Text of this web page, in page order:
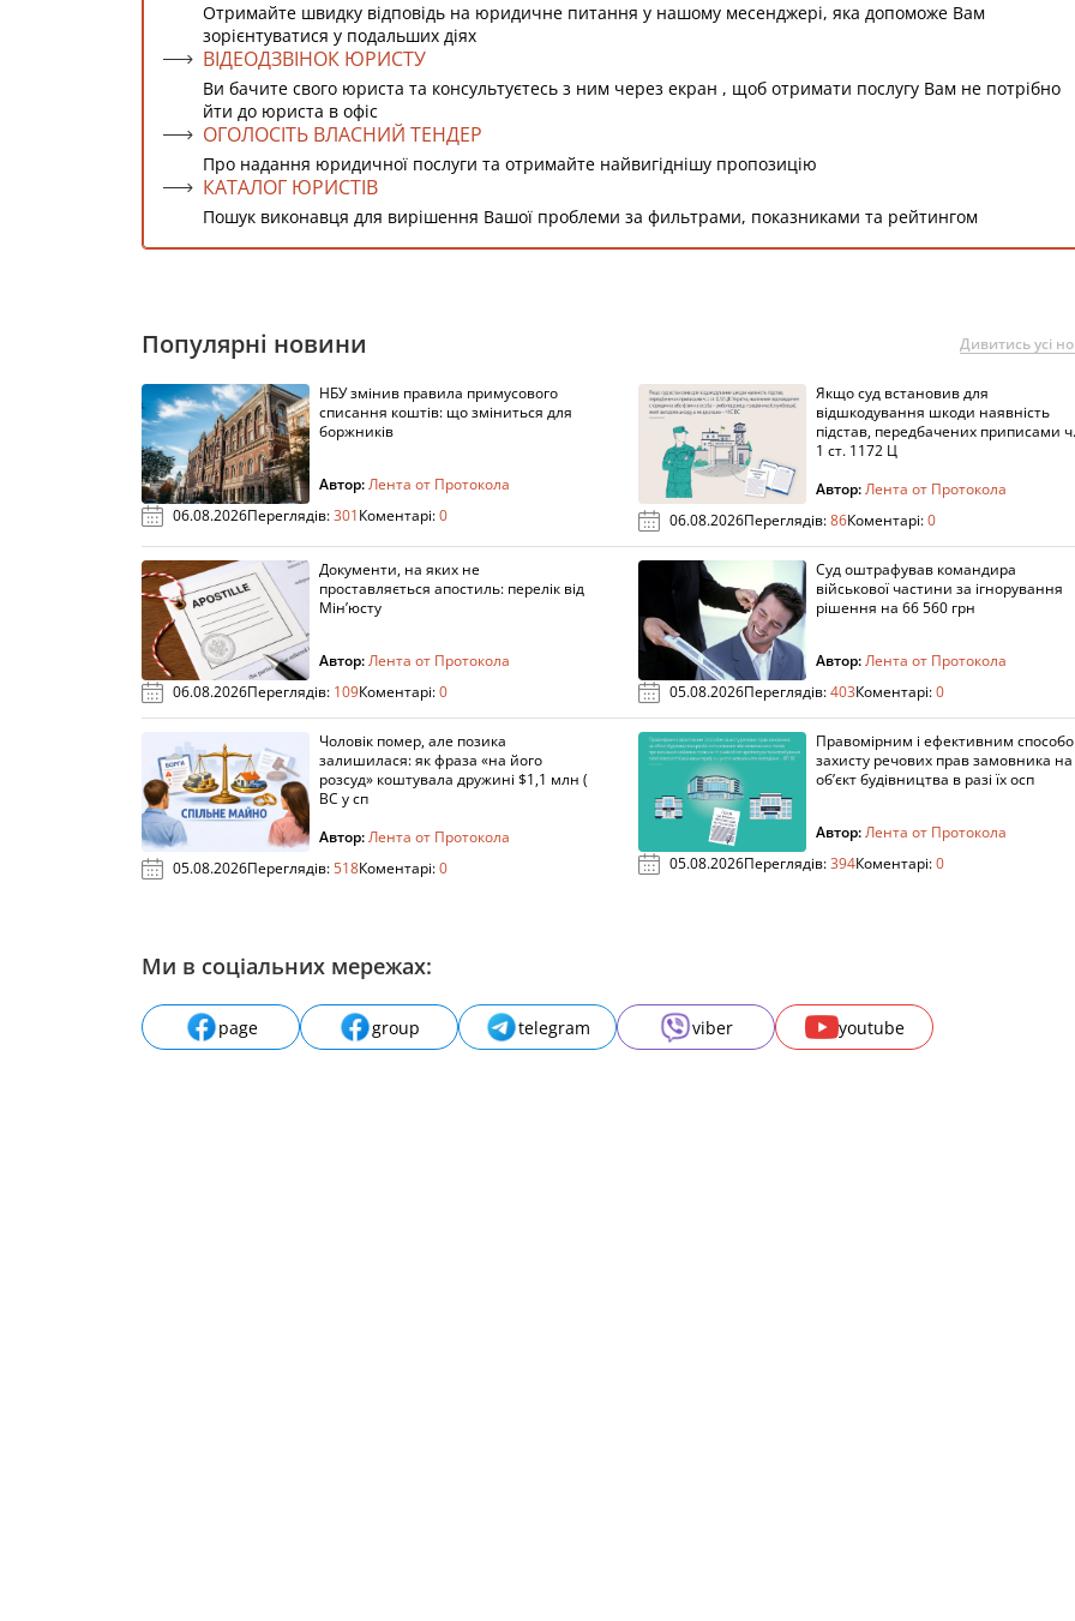
Отримайте швидку відповідь на юридичне питання у нашому месенджері, яка допоможе Вам
зорієнтуватися у подальших діях
ВІДЕОДЗВІНОК ЮРИСТУ
Ви бачите свого юриста та консультуєтесь з ним через екран , щоб отримати послугу Вам не потрібно
йти до юриста в офіс
ОГОЛОСІТЬ ВЛАСНИЙ ТЕНДЕР
Про надання юридичної послуги та отримайте найвигіднішу пропозицію
КАТАЛОГ ЮРИСТІВ
Пошук виконавця для вирішення Вашої проблеми за фильтрами, показниками та рейтингом
Популярні новини Дивитись усі
НБУ змінив правила примусового
списання коштів: що зміниться для
боржників
Автор:Лента от Протокола
06.08.2026Переглядів:301Коментарі:0
Якщо суд встановив для
відшкодування шкоди наявність
підстав, передбачених приписами ч.
1 ст. 1172 Ц
Автор:Лента от Протокола
06.08.2026Переглядів:86Коментарі:0
Документи, на яких не
проставляється апостиль: перелік від
Мін’юсту
Автор:Лента от Протокола
06.08.2026Переглядів: 109Коментарі:0
Суд оштрафував командира
військової частини за ігнорування
рішення на 66 560 грн
Автор:Лента от Протокола
05.08.2026Переглядів:403Коментарі:0
Чоловік помер, але позика
залишилася: як фраза «на його
розсуд» коштувала дружині $1,1 млн (
ВС у сп
Автор:Лента от Протокола
05.08.2026Переглядів:518Коментарі:0
Правомірним і ефективним
захисту речових прав замовника на
об’єкт будівництва в разі їх осп
Автор:Лента от Протокола
05.08.2026Переглядів:394Коментарі:0
Ми в соціальних мережах:
page group telegram viber youtube